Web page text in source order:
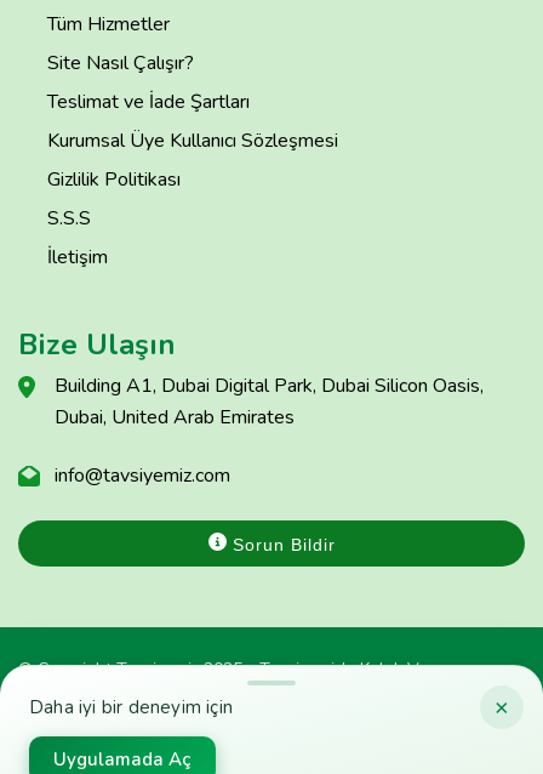
×
Daha iyi bir deneyim için
Uygulamada Aç
Tüm Hizmetler
Site Nasıl Çalışır?
Teslimat ve İade Şartları
Kurumsal Üye Kullanıcı Sözleşmesi
Gizlilik Politikası
S.S.S
İletişim
Bize Ulaşın
Building A1, Dubai Digital Park, Dubai Silicon Oasis,
Dubai, United Arab Emirates
info@tavsiyemiz.com
Sorun Bildir
© Copyright Tavsiyemiz 2025 - Tavsiyemiz'e Kulak Ver